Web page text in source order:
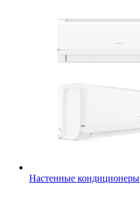
Настенные кондиционеры